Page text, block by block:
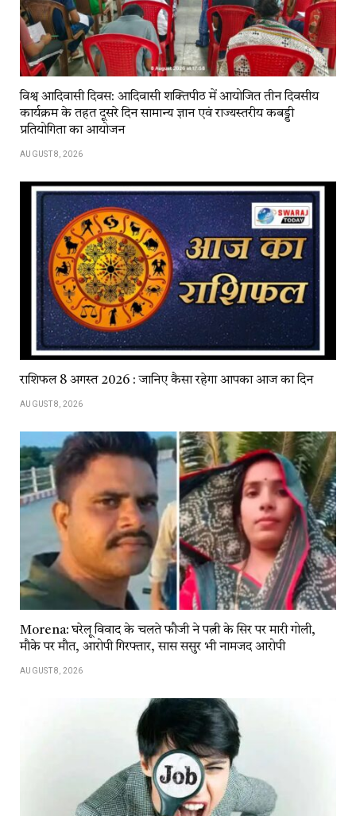
विश्व आदिवासी दिवस: आदिवासी शक्तिपीठ में आयोजित तीन दिवसीय
कार्यक्रम के तहत दूसरे दिन सामान्य ज्ञान एवं राज्यस्तरीय कबड्डी
प्रतियोगिता का आयोजन
AUGUST 8, 2026
राशिफल 8 अगस्त 2026 : जानिए कैसा रहेगा आपका आज का दिन
AUGUST 8, 2026
Morena: घरेलू विवाद के चलते फौजी ने पत्नी के सिर पर मारी गोली,
मौके पर मौत, आरोपी गिरफ्तार, सास ससुर भी नामजद आरोपी
AUGUST 8, 2026